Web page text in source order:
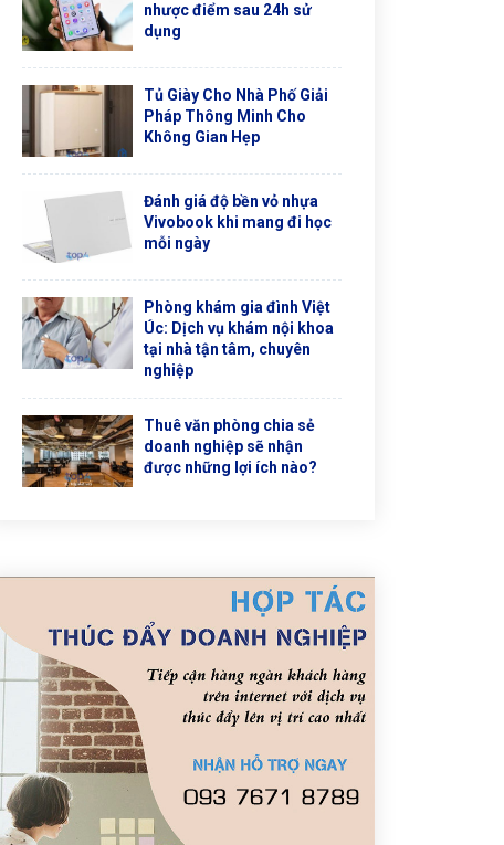
nhược điểm sau 24h sử
dụng
Tủ Giày Cho Nhà Phố Giải
Pháp Thông Minh Cho
Không Gian Hẹp
Đánh giá độ bền vỏ nhựa
Vivobook khi mang đi học
mỗi ngày
Phòng khám gia đình Việt
Úc: Dịch vụ khám nội khoa
tại nhà tận tâm, chuyên
nghiệp
Thuê văn phòng chia sẻ
doanh nghiệp sẽ nhận
được những lợi ích nào?